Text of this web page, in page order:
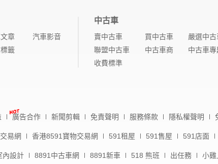
章
汽車影音
籤
中古車
賣中古車 買中古車
嚴選中古
聯盟中古車
中古車商
中古車專
收費標準
廣告合作 新聞剪輯 免責聲明 服務條款 隱私權聲明
易網 香港8591寶物交易網 591租屋 591售屋 591店面
內設計 8891中古車網 8891新車 518 熊班 出任務 小雞